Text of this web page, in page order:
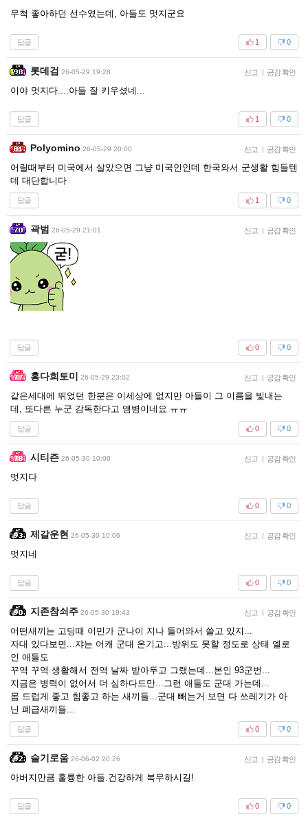
무척 좋아하던 선수였는데, 아들도 멋지군요
답글 0
1
롯데검 26-05-29 19:28 신고 | 공감 확인
이야 멋지다....아들 잘 키우셨네...
답글 0
1
Polyomino 26-05-29 20:00 신고 | 공감 확인
어릴때부터 미국에서 살았으면 그냥 미국인인데 한국와서 군생활 힘들텐
데 대단합니다
답글 0
1
곽범 26-05-29 21:01 신고 | 공감 확인
답글 0
0
홍다희토미 26-05-29 23:02 신고 | 공감 확인
같은세대에 뛰었던 한분은 이세상에 없지만 아들이 그 이름을 빛내는
데, 또다른 누군 감독한다고 앰병이네요 ㅠㅠ
답글 0
0
시티즌 26-05-30 10:00 신고 | 공감 확인
멋지다
답글 0
0
제갈운현 26-05-30 10:06 신고 | 공감 확인
멋지네
답글 0
0
지존참쇠주 26-05-30 19:43 신고 | 공감 확인
어떤새끼는 고딩때 이민가 군나이 지나 들어와서 쓸고 있지...
자대 있다보면...쟈는 어캐 군대 온기고...방위도 못할 정도로 상태 엘로
인 애들도
꾸역 꾸역 생활해서 전역 날짜 받아두고 그랬는데...본인 93군번...
지금은 병력이 없어서 더 심하다드만...그런 애들도 군대 가는데...
몸 드럽게 좋고 힘좋고 하는 새끼들...군대 빼는거 보면 다 쓰레기가 아
닌 폐급새끼들...
답글 0
0
슬기로움 26-06-02 20:26 신고 | 공감 확인
아버지만큼 훌륭한 아들.건강하게 복무하시길!
답글 0
0